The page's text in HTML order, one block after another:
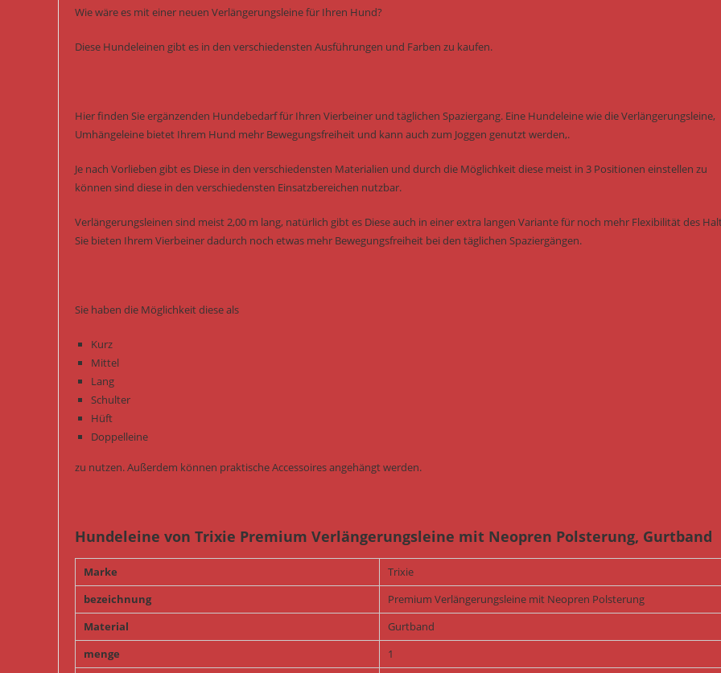
Wie wäre es mit einer neuen Verlängerungsleine für Ihren Hund?
Diese Hundeleinen gibt es in den verschiedensten Ausführungen und Farben zu kaufen.
Hier finden Sie ergänzenden Hundebedarf für Ihren Vierbeiner und täglichen Spaziergang. Eine Hundeleine wie die Verlängerungsleine,
Umhängeleine bietet Ihrem Hund mehr Bewegungsfreiheit und kann auch zum Joggen genutzt werden,.
Je nach Vorlieben gibt es Diese in den verschiedensten Materialien und durch die Möglichkeit diese meist in 3 Positionen einstellen zu
können sind diese in den verschiedensten Einsatzbereichen nutzbar.
Verlängerungsleinen sind meist 2,00 m lang, natürlich gibt es Diese auch in einer extra langen Variante für noch mehr Flexibilität des
Sie bieten Ihrem Vierbeiner dadurch noch etwas mehr Bewegungsfreiheit bei den täglichen Spaziergängen.
Sie haben die Möglichkeit diese als
Kurz
Mittel
Lang
Schulter
Hüft
Doppelleine
zu nutzen. Außerdem können praktische Accessoires angehängt werden.
Hundeleine von Trixie Premium Verlängerungsleine mit Neopren Polsterung, Gurtband
Marke
Trixie
bezeichnung
Premium Verlängerungsleine mit Neopren Polsterung
Material
Gurtband
menge
1